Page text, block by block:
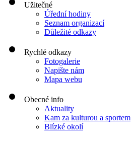
Užitečné
Úřední hodiny
Seznam organizací
Důležité odkazy
Rychlé odkazy
Fotogalerie
Napište nám
Mapa webu
Obecné info
Aktuality
Kam za kulturou a sportem
Blízké okolí